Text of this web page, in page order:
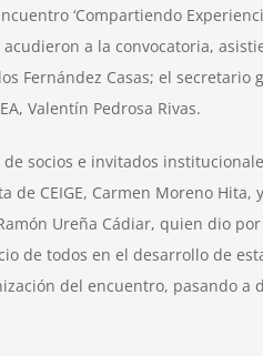
‘Compartiendo
a la convocatoria,
Fernández Casas; el
Valentín Pedrosa Rivas.
socios e invitados
CEIGE, Carmen Moreno
Ureña Cádiar, quien dio
de todos en el desarrollo de
del encuentro, pasando